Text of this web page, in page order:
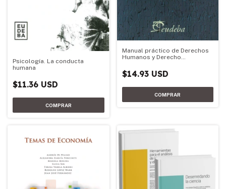
Psicología. La conducta
humana
$11.36 USD
Manual práctico de Derechos
Humanos y Derecho
$14.93 USD